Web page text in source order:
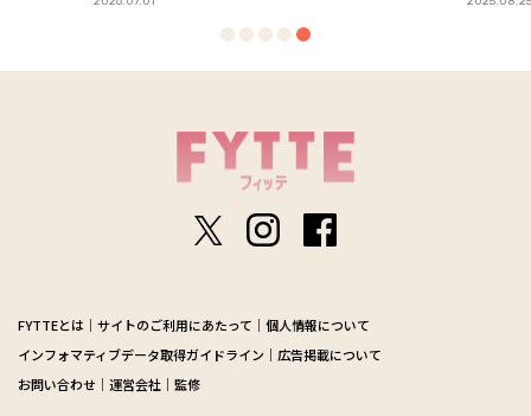
FYTTEとは サイトのご利用にあたって
個人情報について
インフォマティブデータ取得ガイドライン
広告掲載について
お問い合わせ
運営会社 監修